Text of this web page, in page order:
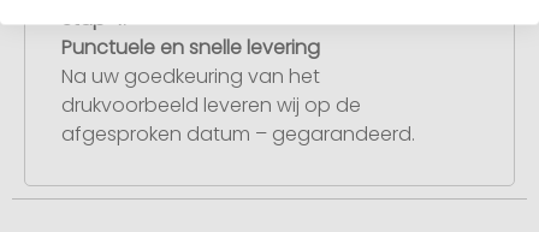
Stap 4:
Punctuele en snelle levering
Na uw goedkeuring van het
drukvoorbeeld leveren wij op de
afgesproken datum – gegarandeerd.